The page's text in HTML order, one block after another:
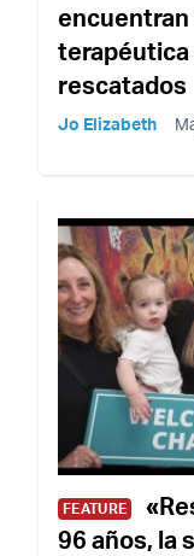
encuentran
terapéutica
rescatados
Jo Elizabeth
FEATURE
96 años, la